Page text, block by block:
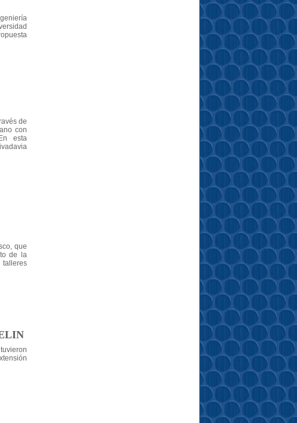
de
con
esta
que
de la